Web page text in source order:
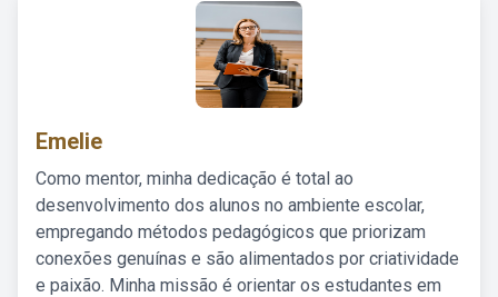
Emelie
Como mentor, minha dedicação é total ao
desenvolvimento dos alunos no ambiente escolar,
empregando métodos pedagógicos que priorizam
conexões genuínas e são alimentados por criatividade
e paixão. Minha missão é orientar os estudantes em